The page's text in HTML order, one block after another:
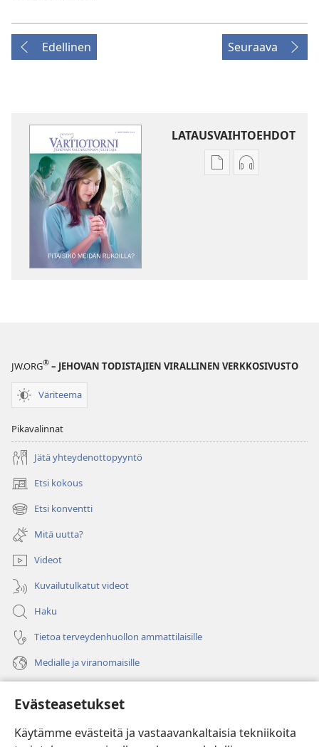
Evästeasetukset
Käytämme evästeitä ja vastaavankaltaisia tekniikoita
Edellinen Seuraava
LATAUSVAIHTOEHDOT
JulkaisujenÄänitteiden
JW.ORG® – JEHOVAN TODISTAJIEN VIRALLINEN VERKKOSIVUSTO
Väriteema
Pikavalinnat
Jätä yhteydenottopyyntö
Etsi kokous
(avaa
uuden
ikkunan)
Etsi konventti
(avaa
uuden
ikkunan)
Mitä uutta?
Videot
Kuvailutulkatut videot
Haku
Tietoa terveydenhuollon ammattilaisille
Medialle ja viranomaisille
(avaa
uuden